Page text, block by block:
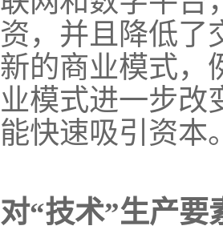
资，并且降低了
新的商业模式，
业模式进一步改
能快速吸引资本
对“技术”生产要